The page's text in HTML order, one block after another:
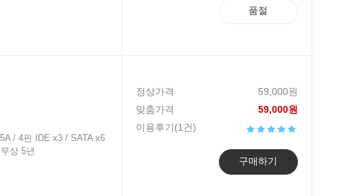
품절
/ 4핀 IDE x3 / SATA x6
상 5년
정상가격
59,000원
맞춤가격
59,000원
이용후기(1건)
구매하기